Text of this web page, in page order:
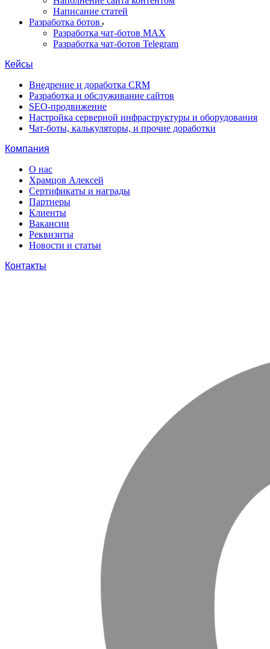
Написание статей
Разработка ботов
Разработка чат-ботов MAX
Разработка чат-ботов Telegram
Кейсы
Внедрение и доработка CRM
Разработка и обслуживание сайтов
SEO-продвижение
Настройка серверной инфраструктуры и оборудования
Чат-боты, калькуляторы, и прочие доработки
Компания
О нас
Храмцов Алексей
Сертификаты и награды
Партнеры
Клиенты
Вакансии
Реквизиты
Новости и статьи
Контакты